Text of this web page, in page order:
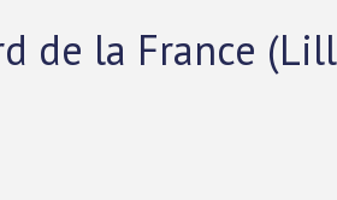
de la France